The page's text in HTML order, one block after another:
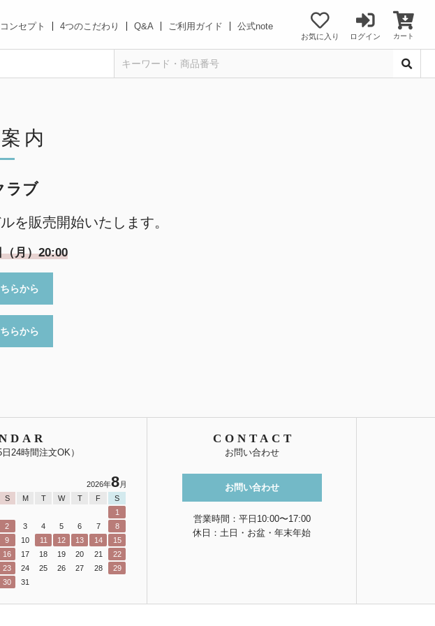
コンセプト 4つのこだわり Q&A ご利用ガイド 公式note
お気に入り ログイン カート
内
ラブ
を販売開始いたします。
（月）20:00
らから
らから
24時間注文OK）
2026年8月
S
M T W T F
S
1
2
3 4 5 6 7
8
9
10 11 12 13 14
15
16
17 18 19 20 21
22
23
24 25 26 27 28
29
30
31
CONTACT
お問い合わせ
お問い合わせ
営業時間：平日10:00〜17:00
休日：土日・お盆・年末年始